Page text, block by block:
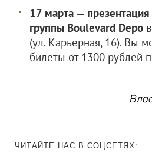
17 марта —
группы Boulevard Depo
(ул. Карьерная, 16). Вы
билеты от 1300 рублей
ЧИТАЙТЕ НАС В СОЦСЕТЯХ: